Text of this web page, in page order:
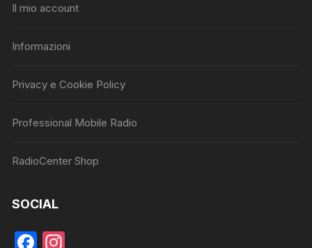
Il mio account
Informazioni
Privacy e Cookie Policy
Professional Mobile Radio
RadioCenter Shop
SOCIAL
F